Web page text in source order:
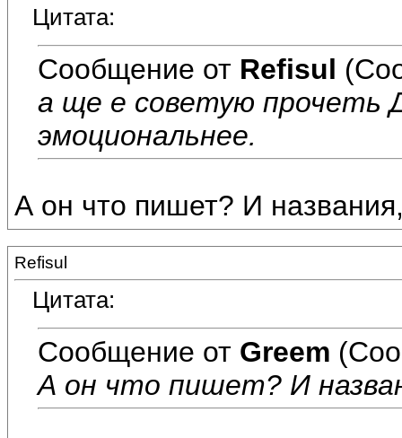
Цитата:
Сообщение от Refisul
а ще е советую прочеть
эмоциональнее.
А он что пишет? И
Refisul
Цитата:
Сообщение от Greem
А он что пишет? И